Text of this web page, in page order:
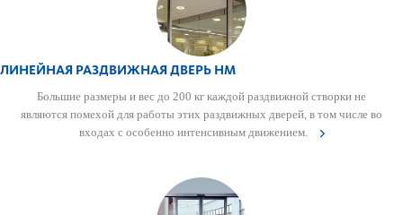
ЛИНЕЙНАЯ РАЗДВИЖНАЯ ДВЕРЬ HM
Большие размеры и вес до 200 кг каждой раз­д­вижной створки не
являются помехой для работы этих раз­д­вижных дверей, в том числе во
входах с особенно интенсивным движением.